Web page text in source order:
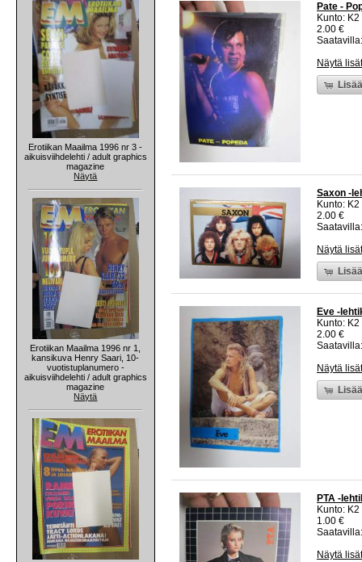
Erotiikan Maailma 1996 nr 3 -
aikuisviihdelehti / adult graphics
magazine
Näytä
Erotiikan Maailma 1996 nr 1,
kansikuva Henry Saari, 10-
vuotistuplanumero -
aikuisviihdelehti / adult graphics
magazine
Näytä
Pate -
Kunto:
2.00 €
Näytä
Saxon -
Kunto:
2.00 €
Näytä
Eve -
Kunto:
2.00 €
Näytä
PTA -
Kunto:
1.00 €
Näytä